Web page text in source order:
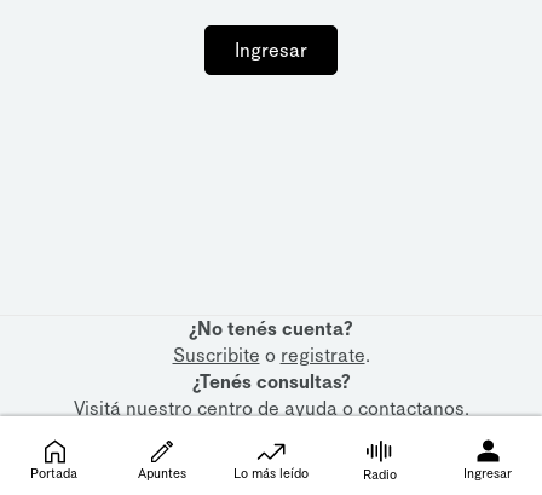
Ingresar
¿No tenés cuenta?
Suscribite o registrate.
¿Tenés consultas?
Visitá nuestrocentro de ayudaocontactanos.
Portada Apuntes Lo más leído Radio Ingresar